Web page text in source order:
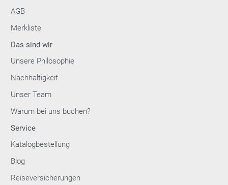
AGB
Merkliste
Das sind wir
Unsere Philosophie
Nachhaltigkeit
Unser Team
Warum bei uns buchen?
Service
Katalogbestellung
Blog
Reiseversicherungen